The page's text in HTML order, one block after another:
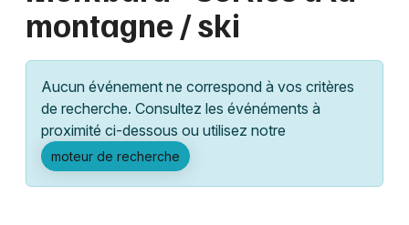
Grands événements
Activité & Expérience
Manifestations
Foires & salons
Colmar
Lille
Lyon
Marseille
Mulhouse
montagne / ski
Aucun événement ne correspond à vos critères
de recherche. Consultez les événéments à
proximité ci-dessous ou utilisez notre
moteur de recherche
Quand ?
Aujourd'hui
Demain Ce week-end Autre